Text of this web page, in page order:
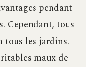
pendant
Cependant, tous
tous les jardins.
maux de